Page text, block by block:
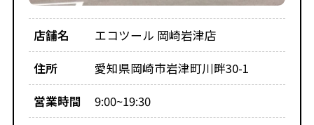
店舗名
エコツール 岡崎岩津店
住所
愛知県岡崎市岩津町川畔30-1
営業時間
9:00~19:30